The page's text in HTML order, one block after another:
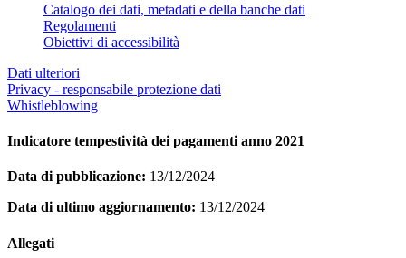
Catalogo dei dati, metadati e della banche dati
Regolamenti
Obiettivi di accessibilità
Dati ulteriori
Privacy - responsabile protezione dati
Whistleblowing
Indicatore tempestività dei pagamenti anno 2021
Data di pubblicazione: 13/12/2024
Data di ultimo aggiornamento: 13/12/2024
Allegati